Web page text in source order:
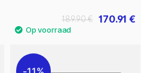
170.91 €
189.90 €